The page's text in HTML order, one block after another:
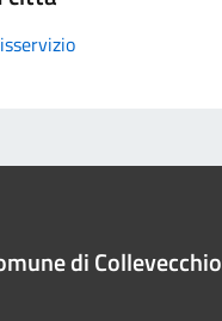
di Collevecchio